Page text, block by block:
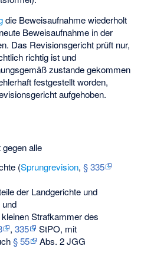
die Beweisaufnahme wiederholt
Beweisaufnahme in der
Das Revisionsgericht prüft nur,
richtig ist und
zustande gekommen
festgestellt worden,
aufgehoben.
alle
(Sprungrevision, § 335
der Landgerichte und
Strafkammer des
, 335
StPO, mit
§ 55 Abs. 2 JGG